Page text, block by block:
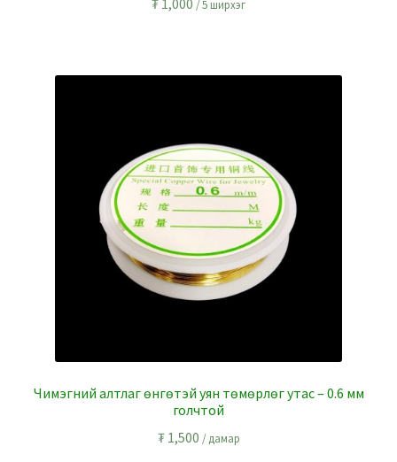
₮ 1,000 / 5 ширхэг
Чимэгний алтлаг өнгөтэй уян төмөрлөг утас – 0.6 мм
голчтой
₮1,500 / дамар